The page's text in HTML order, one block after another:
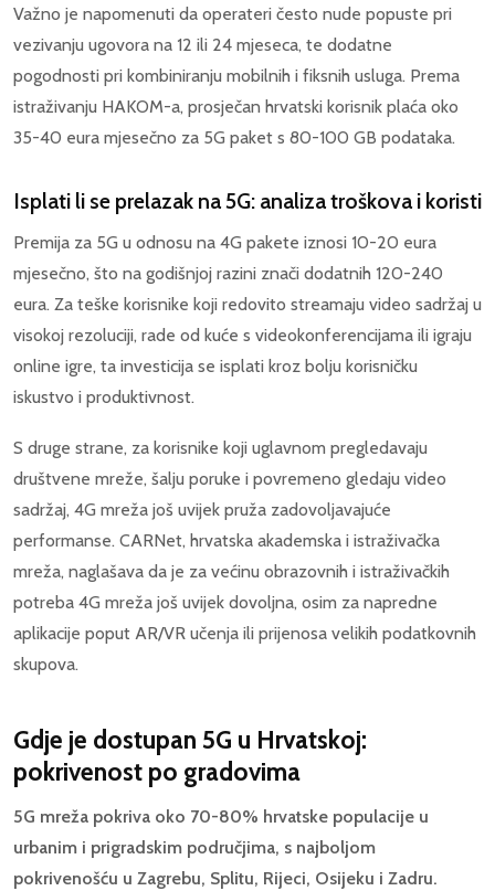
Važno je napomenuti da operateri često nude popuste pri
vezivanju ugovora na 12 ili 24 mjeseca, te dodatne
pogodnosti pri kombiniranju mobilnih i fiksnih usluga. Prema
istraživanju HAKOM-a, prosječan hrvatski korisnik plaća oko
35-40 eura mjesečno za 5G paket s 80-100 GB podataka.
Isplati li se prelazak na 5G: analiza troškova i koristi
Premija za 5G u odnosu na 4G pakete iznosi 10-20 eura
mjesečno, što na godišnjoj razini znači dodatnih 120-240
eura. Za teške korisnike koji redovito streamaju video sadržaj u
visokoj rezoluciji, rade od kuće s videokonferencijama ili igraju
online igre, ta investicija se isplati kroz bolju korisničku
iskustvo i produktivnost.
S druge strane, za korisnike koji uglavnom pregledavaju
društvene mreže, šalju poruke i povremeno gledaju video
sadržaj, 4G mreža još uvijek pruža zadovoljavajuće
performanse. CARNet, hrvatska akademska i istraživačka
mreža, naglašava da je za većinu obrazovnih i istraživačkih
potreba 4G mreža još uvijek dovoljna, osim za napredne
aplikacije poput AR/VR učenja ili prijenosa velikih podatkovnih
skupova.
Gdje je dostupan 5G u Hrvatskoj:
pokrivenost po gradovima
5G mreža pokriva oko 70-80% hrvatske populacije u
urbanim i prigradskim područjima, s najboljom
pokrivenošću u Zagrebu, Splitu, Rijeci, Osijeku i Zadru.